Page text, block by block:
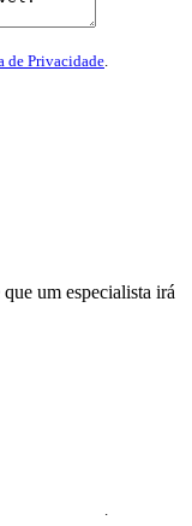
de Privacidade
um especialista irá
.